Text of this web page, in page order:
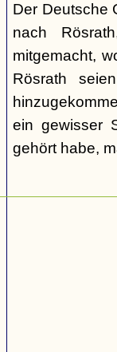
Der Deutsche
nach
mitgemacht,
Rösrath
ein gewisser
gehört habe,